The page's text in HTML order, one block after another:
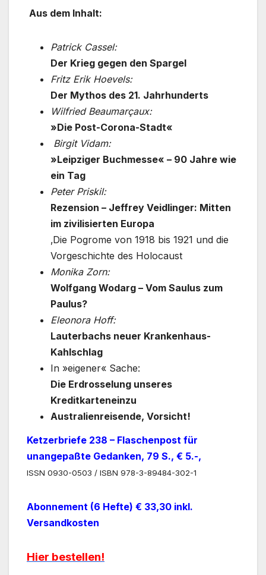
Aus dem Inhalt:
Patrick Cassel:
Der Krieg gegen den Spargel
Fritz Erik Hoevels:
Der Mythos des 21. Jahrhunderts
Wilfried Beaumarçaux:
»Die Post-Corona-Stadt«
Birgit Vidam:
»Leipziger Buchmesse« – 90 Jahre wie
ein Tag
Peter Priskil:
Rezension – Jeffrey Veidlinger: Mitten
im zivilisierten Europa
‚Die Pogrome von 1918 bis 1921 und die
Vorgeschichte des Holocaust
Monika Zorn:
Wolfgang Wodarg – Vom Saulus zum
Paulus?
Eleonora Hoff:
Lauterbachs neuer Krankenhaus-
Kahlschlag
In »eigener« Sache:
Die Erdrosselung unseres
Kreditkarteneinzu
Australienreisende, Vorsicht!
Ketzerbriefe 238 – Flaschenpost für
unangepaßte Gedanken, 79 S., € 5.-,
ISSN 0930-0503 / ISBN 978-3-89484-302-1
Abonnement (6 Hefte) € 33,30 inkl.
Versandkosten
Hier bestellen!